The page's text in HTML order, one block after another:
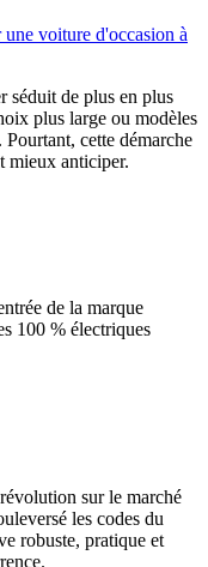
voiture d'occasion à
séduit de plus en plus
plus large ou modèles
cette démarche
mieux anticiper.
de la marque
100 % électriques
sur le marché
les codes du
robuste, pratique et